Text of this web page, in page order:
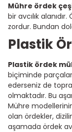
Mühre ördek
bir avcılık
zordur. Bundan
Plastik
Plastik ördek
biçiminde
ederseniz de
olmaktadır. Bu
Mühre
olan ördekler,
aşamada ördek